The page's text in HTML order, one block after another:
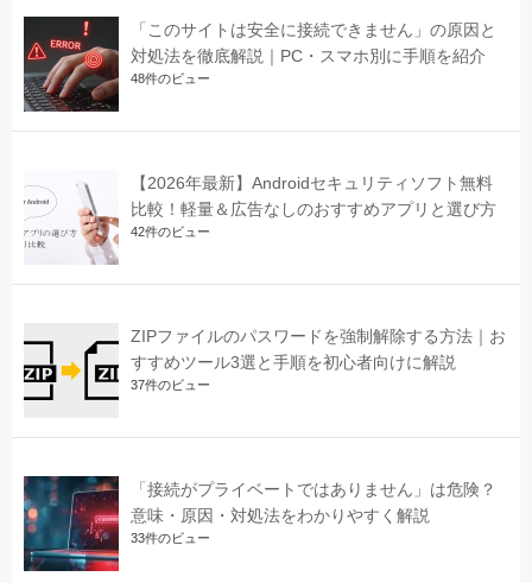
「このサイトは安全に接続できません」の原因と
対処法を徹底解説｜PC・スマホ別に手順を紹介
48件のビュー
【2026年最新】Androidセキュリティソフト無料
比較！軽量＆広告なしのおすすめアプリと選び方
42件のビュー
ZIPファイルのパスワードを強制解除する方法｜お
すすめツール3選と手順を初心者向けに解説
37件のビュー
「接続がプライベートではありません」は危険？
意味・原因・対処法をわかりやすく解説
33件のビュー